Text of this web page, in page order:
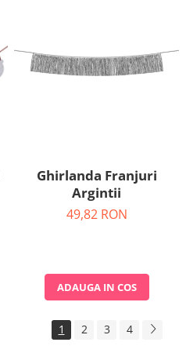
Ghirlanda Franjuri
Argintii
49,82 RON
ADAUGA IN COS
1 2 3 4